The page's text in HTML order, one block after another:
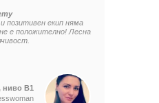
позитивен екип няма
е положително! Лесна
ниво B1